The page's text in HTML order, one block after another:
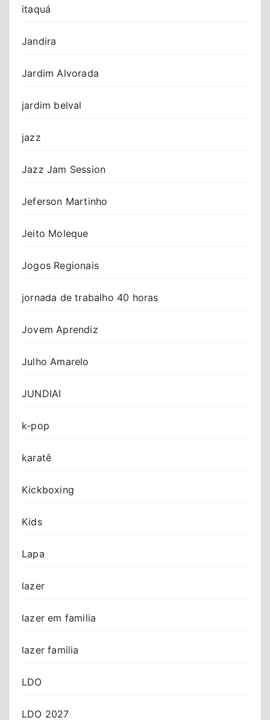
itaquá
Jandira
Jardim Alvorada
jardim belval
jazz
Jazz Jam Session
Jeferson Martinho
Jeito Moleque
Jogos Regionais
jornada de trabalho 40 horas
Jovem Aprendiz
Julho Amarelo
JUNDIAI
k-pop
karatê
Kickboxing
Kids
Lapa
lazer
lazer em familia
lazer familia
LDO
LDO 2027